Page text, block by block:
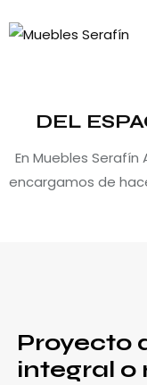
DEL
En Muebles
encargamos de
Proyecto
integral o